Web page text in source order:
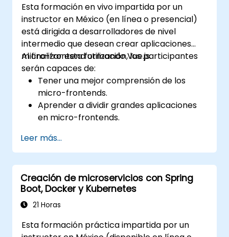
Esta formación en vivo impartida por un
instructor en México (en línea o presencial)
está dirigida a desarrolladores de nivel
intermedio que desean crear aplicaciones
micro-frontend utilizando Vue.js.
Al finalizar esta formación, los participantes
serán capaces de:
Tener una mejor comprensión de los
micro-frontends.
Aprender a dividir grandes aplicaciones
en micro-frontends.
diferentes enfoques.
Crear aplicaciones micro-frontend con
Vue.js.
Leer más...
Creación de microservicios con Spring
Boot, Docker y Kubernetes
21 Horas
Esta formación práctica impartida por un